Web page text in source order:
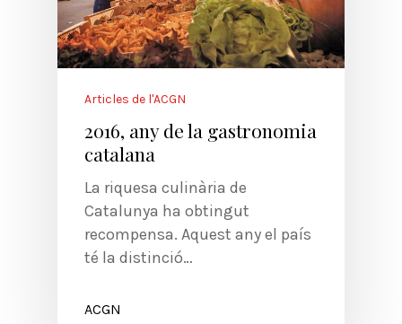
Articles de l'ACGN
2016, any de la gastronomia
catalana
La riquesa culinària de
Catalunya ha obtingut
recompensa. Aquest any el país
té la distinció…
ACGN